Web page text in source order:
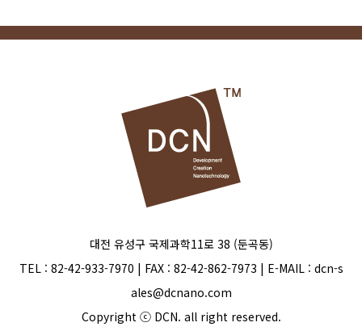
대전 유성구 국제과학11로 38 (둔곡동)
TEL : 82-42-933-7970 | FAX : 82-42-862-7973 | E-MAIL : dcn-s
ales@dcnano.com
Copyright ⓒ DCN. all right reserved.